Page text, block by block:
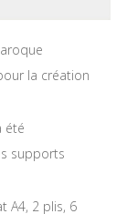
la création
été
supports
A4, 2 plis, 6